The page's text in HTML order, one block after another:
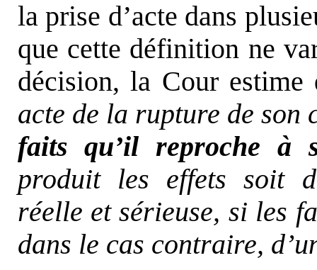
la prise d’acte dans
que cette définition ne
décision, la Cour
acte de la rupture de
faits qu’il reproche à
produit les effets soit
réelle et sérieuse, si les
dans le cas contraire,